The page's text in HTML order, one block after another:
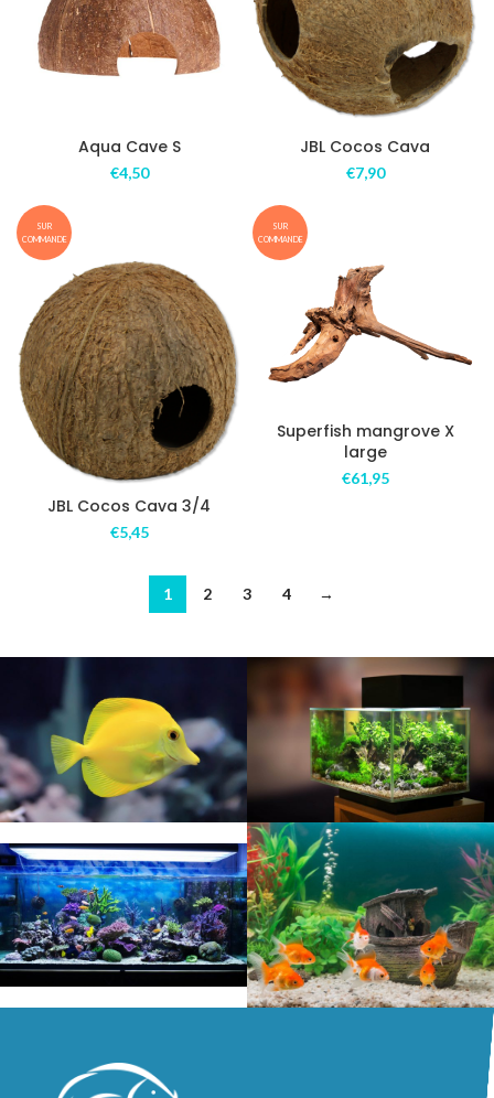
Aqua Cave S
€4,50
JBL Cocos Cava
€7,90
SUR
COMMANDE
JBL Cocos Cava 3/4
€5,45
SUR
COMMANDE
Superfish mangrove X
large
€61,95
1 2 3 4 →